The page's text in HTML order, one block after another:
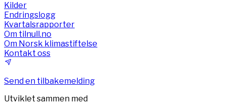
Kilder
Endringslogg
Kvartalsrapporter
Om tilnull.no
Om Norsk klimastiftelse
Kontakt oss
Send en tilbakemelding
Utviklet sammen med